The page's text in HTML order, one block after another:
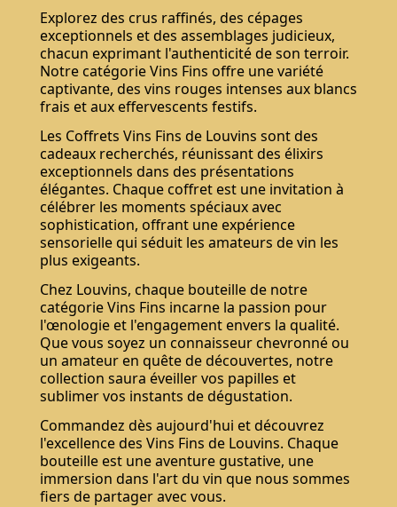
Explorez des crus raffinés, des cépages
exceptionnels et des assemblages judicieux,
chacun exprimant l'authenticité de son terroir.
Notre catégorie Vins Fins offre une variété
captivante, des vins rouges intenses aux blancs
frais et aux effervescents festifs.
Les Coffrets Vins Fins de Louvins sont des
cadeaux recherchés, réunissant des élixirs
exceptionnels dans des présentations
élégantes. Chaque coffret est une invitation à
célébrer les moments spéciaux avec
sophistication, offrant une expérience
sensorielle qui séduit les amateurs de vin les
plus exigeants.
Chez Louvins, chaque bouteille de notre
catégorie Vins Fins incarne la passion pour
l'œnologie et l'engagement envers la qualité.
Que vous soyez un connaisseur chevronné ou
un amateur en quête de découvertes, notre
collection saura éveiller vos papilles et
sublimer vos instants de dégustation.
Commandez dès aujourd'hui et découvrez
l'excellence des Vins Fins de Louvins. Chaque
bouteille est une aventure gustative, une
immersion dans l'art du vin que nous sommes
fiers de partager avec vous.